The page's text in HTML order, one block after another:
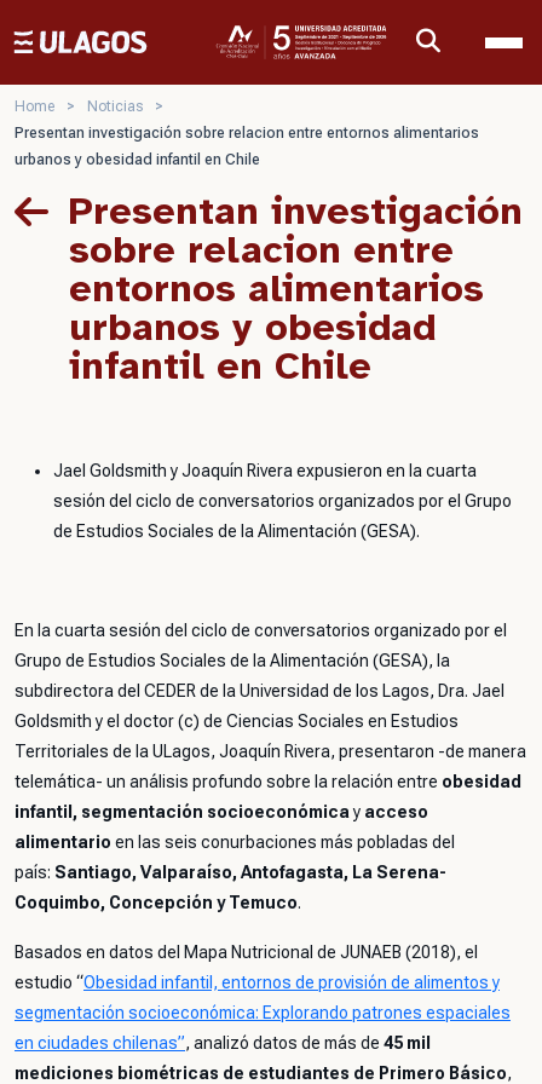
Ulagos Template
Home > Noticias
>
Presentan investigación sobre relacion entre entornos alimentarios
urbanos y obesidad infantil en Chile
Presentan investigación
sobre relacion entre
entornos alimentarios
urbanos y obesidad
infantil en Chile
Jael Goldsmith y Joaquín Rivera expusieron en la cuarta
sesión del ciclo de conversatorios organizados por el Grupo
de Estudios Sociales de la Alimentación (GESA).
En la cuarta sesión del ciclo de conversatorios organizado por el
Grupo de Estudios Sociales de la Alimentación (GESA), la
subdirectora del CEDER de la Universidad de los Lagos, Dra. Jael
Goldsmith y el doctor (c) de Ciencias Sociales en Estudios
Territoriales de la ULagos, Joaquín Rivera, presentaron -de manera
telemática- un análisis profundo sobre la relación entre obesidad
infantil, segmentación socioeconómicay acceso
alimentario en las seis conurbaciones más pobladas del
país: Santiago, Valparaíso, Antofagasta, La Serena-
Coquimbo, Concepción y Temuco.
Basados en datos del Mapa Nutricional de JUNAEB (2018), el
estudio “Obesidad infantil, entornos de provisión de alimentos y
segmentación socioeconómica: Explorando patrones espaciales
en ciudades chilenas”, analizó datos de más de 45 mil
mediciones biométricas de estudiantes de Primero Básico,